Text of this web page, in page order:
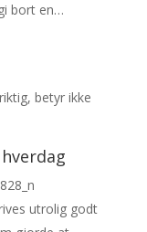
bort en…
betyr ikke
utrolig godt